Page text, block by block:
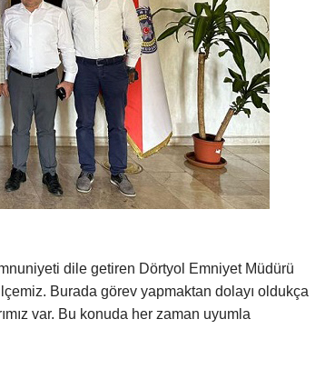
dile getiren Dörtyol Emniyet Müdürü
Burada görev yapmaktan dolayı oldukça
var. Bu konuda her zaman uyumla